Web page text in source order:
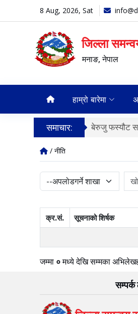
8 Aug, 2026, Sat
जिल्ला
मनाङ, नेपाल
हाम्रो बारेमा
समाचार: बेरुजु फस्यौट
/ नीति
क्र.सं. सूचनाको शिर्षक
जम्मा ०मध्येदेखिसम्मका
सम्पर्क